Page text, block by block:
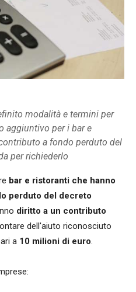
modalità e termini per
aggiuntivo per i bar e
a fondo perduto del
per richiederlo
bar e ristoranti che hanno
perduto del decreto
diritto a un contributo
dell'aiuto riconosciuto
a 10 milioni di euro.